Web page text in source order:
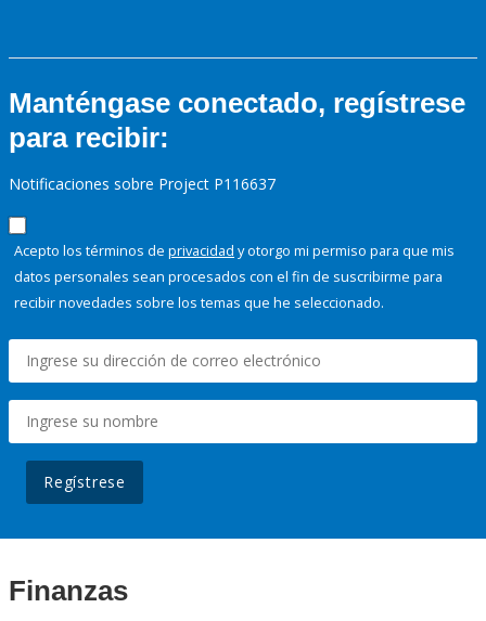
Manténgase conectado, regístrese
para recibir:
Notificaciones sobre Project P116637
Acepto los términos de privacidad y otorgo mi permiso para que mis
datos personales sean procesados con el fin de suscribirme para
recibir novedades sobre los temas que he seleccionado.
Regístrese
Finanzas